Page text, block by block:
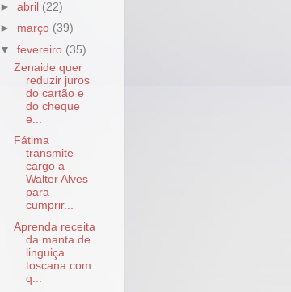
►abril (22)
► março (39)
▼fevereiro (35)
Zenaide quer
reduzir juros
do cartão e
do cheque
e...
Fátima
transmite
cargo a
Walter Alves
para
cumprir...
Aprenda receita
da manta de
linguiça
toscana com
q...